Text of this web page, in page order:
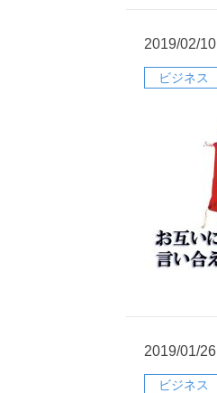
2019/02/10
ビジネス
2019/01/26
ビジネス